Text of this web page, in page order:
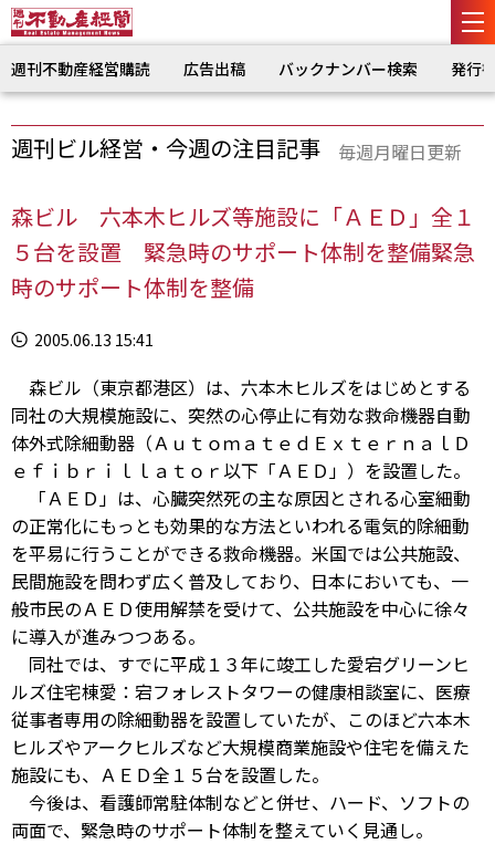
週刊不動産経営購読 広告出稿 バックナンバー検索 発行
週刊ビル経営・今週の注目記事 毎週月曜日更新
森ビル 六本木ヒルズ等施設に「ＡＥＤ」全１
５台を設置 緊急時のサポート体制を整備緊急
時のサポート体制を整備
2005.06.13 15:41
森ビル（東京都港区）は、六本木ヒルズをはじめとする
同社の大規模施設に、突然の心停止に有効な救命機器自動
体外式除細動器（ＡｕｔｏｍａｔｅｄＥｘｔｅｒｎａｌＤ
ｅｆｉｂｒｉｌｌａｔｏｒ以下「ＡＥＤ」）を設置した。
「ＡＥＤ」は、心臓突然死の主な原因とされる心室細動
の正常化にもっとも効果的な方法といわれる電気的除細動
を平易に行うことができる救命機器。米国では公共施設、
民間施設を問わず広く普及しており、日本においても、一
般市民のＡＥＤ使用解禁を受けて、公共施設を中心に徐々
に導入が進みつつある。
同社では、すでに平成１３年に竣工した愛宕グリーンヒ
ルズ住宅棟愛：宕フォレストタワーの健康相談室に、医療
従事者専用の除細動器を設置していたが、このほど六本木
ヒルズやアークヒルズなど大規模商業施設や住宅を備えた
施設にも、ＡＥＤ全１５台を設置した。
今後は、看護師常駐体制などと併せ、ハード、ソフトの
両面で、緊急時のサポート体制を整えていく見通し。